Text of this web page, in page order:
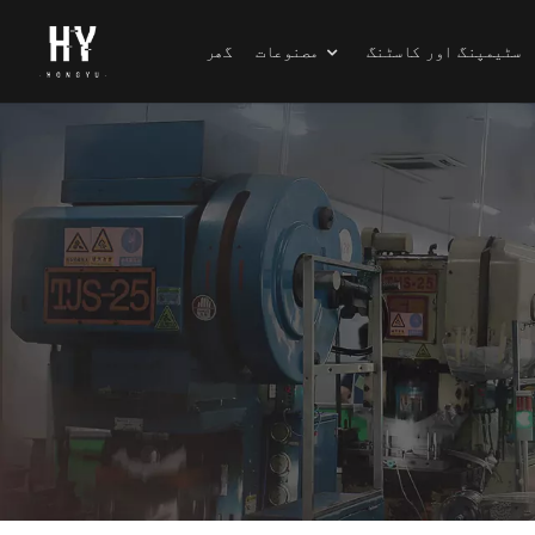
گھر مصنوعات سٹیمپنگ اور کاسٹنگ